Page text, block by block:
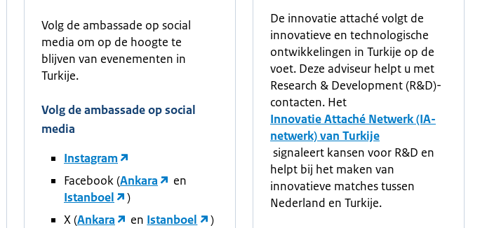
Volg de ambassade op social
media om op de hoogte te
blijven van evenementen in
Turkije.
Volg de ambassade op social
media
Instagram
Facebook (Ankara
en
Istanboel
)
X (Ankara en Istanboel
)
De innovatie attaché volgt de
innovatieve en technologische
ontwikkelingen in Turkije op de
voet. Deze adviseur helpt u met
Research & Development (R&D)-
contacten. Het
Innovatie Attaché Netwerk (IA-
netwerk) van Turkije
signaleert kansen voor R&D en
helpt bij het maken van
innovatieve matches tussen
Nederland en Turkije.